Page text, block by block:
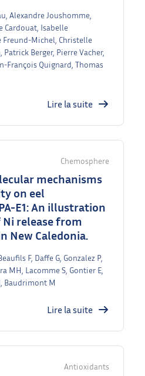
Alexandre Joushomme,
Cardouat, Isabelle
Michel, Christelle
Berger, Pierre Vacher,
François Quignard, Thomas
Lire la suite
Chemosphere
mechanisms
on eel
E1: An illustration
release from
New Caledonia.
F, Daffe G, Gonzalez P,
MH, Lacomme S, Gontier E,
Baudrimont M
Lire la suite
Antioxidants